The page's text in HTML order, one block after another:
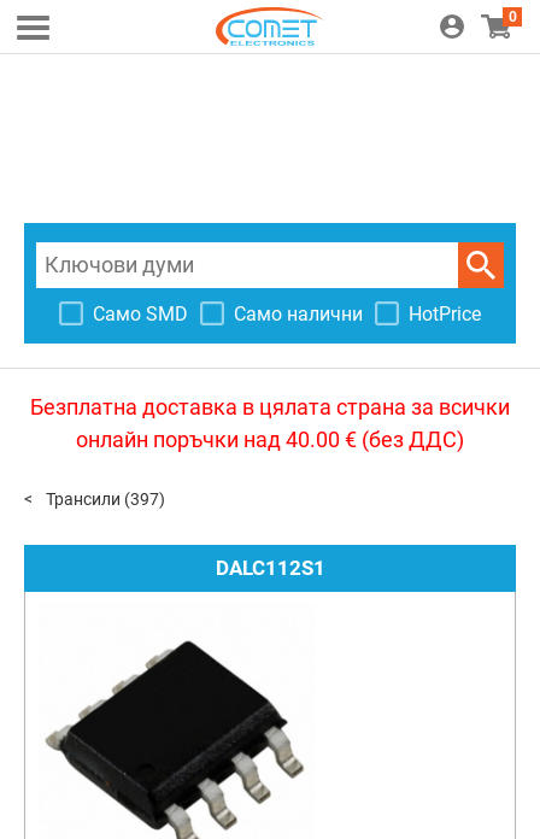
0
Само SMD Само налични HotPrice
Безплатна доставка в цялата страна за всички
онлайн поръчки над 40.00 € (без ДДС)
Трансили (397)
DALC112S1